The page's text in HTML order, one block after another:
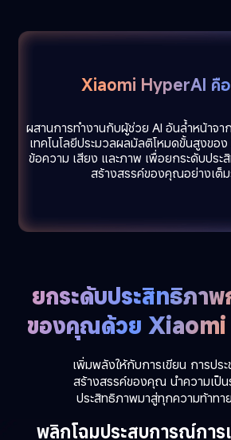
Xiaomi HyperAI คือ
ผสานการทำงานกับผู้ช่วย AI อันล้ำหน้าจ
เทคโนโลยีประมวลผลมัลติโหมดขั้นสูงขอ
ข้อความ เสียง และภาพ เพื่อยกระดับปร
สร้างสรรค์ของคุณอย่างเต็
ยกระดับประสิทธิภาพ
ของคุณด้วย
เพิ่มพลังให้กับการเขียน การปร
สร้างสรรค์ของคุณ นำความเป็น
ประสิทธิภาพมาสู่ทุกความท้าทา
พลิกโฉมประสบการณ์กา